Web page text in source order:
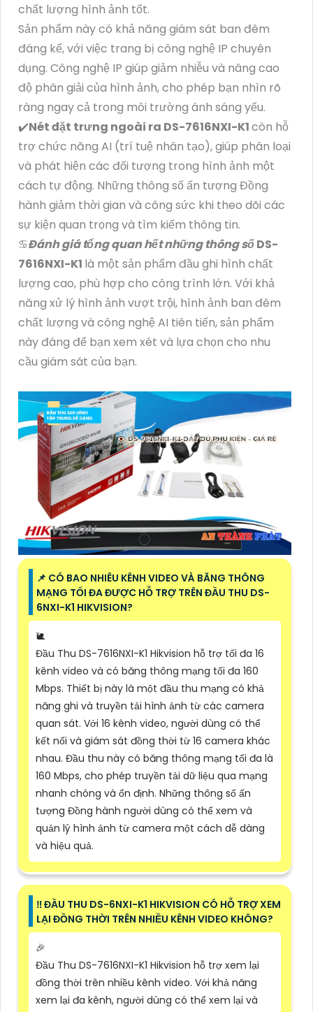
chất lượng hình ảnh tốt.
Sản phẩm này có khả năng giám sát ban đêm
đáng kể, với việc trang bị công nghệ IP chuyên
dụng. Công nghệ IP giúp giảm nhiễu và nâng cao
độ phân giải của hình ảnh, cho phép bạn nhìn rõ
ràng ngay cả trong môi trường ánh sáng yếu.
✔️Nét đặt trưng ngoài ra DS-7616NXI-K1còn hỗ
trợ chức năng AI (trí tuệ nhân tạo), giúp phân loại
và phát hiện các đối tượng trong hình ảnh một
cách tự động. Những thông số ấn tượng Đồng
hành giảm thời gian và công sức khi theo dõi các
sự kiện quan trọng và tìm kiếm thông tin.
♋Đánh giá tổng quan hết những thông sốDS-
7616NXI-K1 là một sản phẩm đầu ghi hình chất
lượng cao, phù hợp cho công trình lớn. Với khả
năng xử lý hình ảnh vượt trội, hình ảnh ban đêm
chất lượng và công nghệ AI tiên tiến, sản phẩm
này đáng để bạn xem xét và lựa chọn cho nhu
cầu giám sát của bạn.
📌 CÓ BAO NHIÊU KÊNH VIDEO VÀ BĂNG THÔNG
MẠNG TỐI ĐA ĐƯỢC HỖ TRỢ TRÊN ĐẦU THU DS-
6NXI-K1 HIKVISION?
🐌
Đầu Thu DS-7616NXI-K1 Hikvision hỗ trợ tối đa 16
kênh video và có băng thông mạng tối đa 160
Mbps. Thiết bị này là một đầu thu mạng có khả
năng ghi và truyền tải hình ảnh từ các camera
quan sát. Với 16 kênh video, người dùng có thể
kết nối và giám sát đồng thời từ 16 camera khác
nhau. Đầu thu này có băng thông mạng tối đa là
160 Mbps, cho phép truyền tải dữ liệu qua mạng
nhanh chóng và ổn định. Những thông số ấn
tượng Đồng hành người dùng có thể xem và
quản lý hình ảnh từ camera một cách dễ dàng
và hiệu quả.
‼️ ĐẦU THU DS-6NXI-K1 HIKVISION CÓ HỖ TRỢ XEM
LẠI ĐỒNG THỜI TRÊN NHIỀU KÊNH VIDEO KHÔNG?
️🎉
Đầu Thu DS-7616NXI-K1 Hikvision hỗ trợ xem lại
đồng thời trên nhiều kênh video. Với khả năng
xem lại đa kênh, người dùng có thể xem lại và